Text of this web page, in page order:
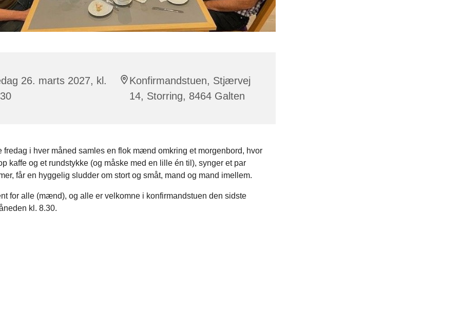
26. marts 2027, kl.
Konfirmandstuen, Stjærvej
14, Storring, 8464 Galten
fredag i hver måned samles en flok mænd omkring et morgenbord, hvor
kaffe og et rundstykke (og måske med en lille én til), synger et par
får en hyggelig sludder om stort og småt, mand og mand imellem.
for alle (mænd), og alle er velkomne i konfirmandstuen den sidste
kl. 8.30.